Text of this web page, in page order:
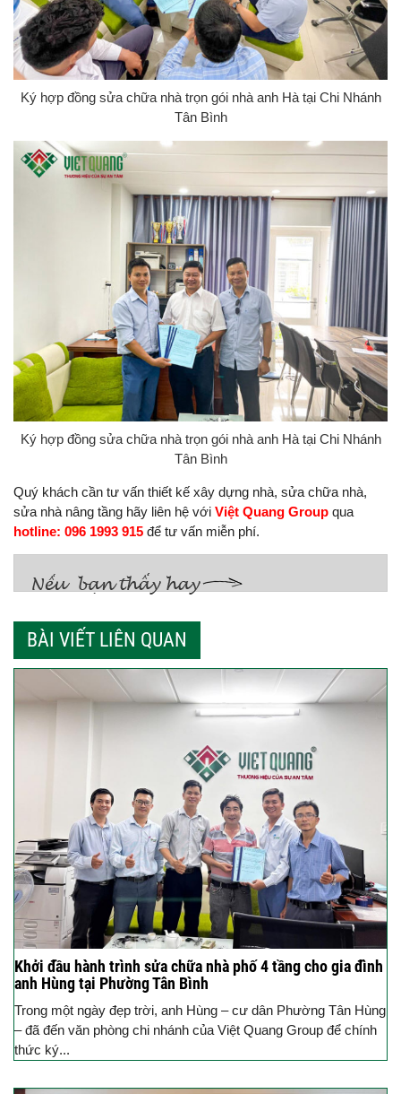
Ký hợp đồng sửa chữa nhà trọn gói nhà anh Hà tại Chi Nhánh
Tân Bình
Ký hợp đồng sửa chữa nhà trọn gói nhà anh Hà tại Chi Nhánh
Tân Bình
Quý khách cần tư vấn thiết kế xây dựng nhà, sửa chữa nhà,
sửa nhà nâng tầng hãy liên hệ với Việt Quang Group qua
hotline: 096 1993 915 để tư vấn miễn phí.
BÀI VIẾT LIÊN QUAN
Khởi đầu hành trình sửa chữa nhà phố 4 tầng cho gia đình
anh Hùng tại Phường Tân Bình
Trong một ngày đẹp trời, anh Hùng – cư dân Phường Tân Hùng
– đã đến văn phòng chi nhánh của Việt Quang Group để chính
thức ký...